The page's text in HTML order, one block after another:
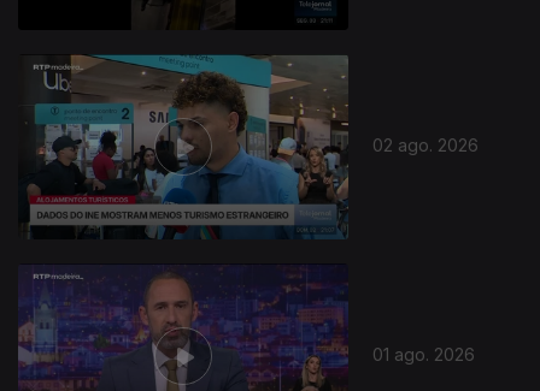
02 ago. 2026
01 ago. 2026